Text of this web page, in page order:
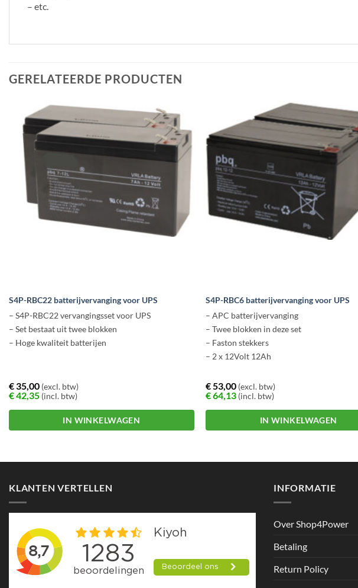
– etc.
GERELATEERDE PRODUCTEN
S4P-RBC22 batterijvervanging voor UPS
– S4P-RBC22 vervangingsset voor UPS
– Set bestaat uit twee blokken
– Hoge kwaliteit batterijen
€35,00(excl. btw)
€42,35(incl. btw)
IN WINKELWAGEN
S4P-RBC6 batterijvervanging voor UPS
– APC batterijvervanging
– Twee blokken in deze set
– Faston stekkers
– 2 x 12Volt 12Ah
€53,00 (excl. btw)
€64,13 (incl. btw)
IN WINKELWAGEN
KLANTEN VERTELLEN INFORMATIE
Over Shop4Power
Betaling
Return Policy